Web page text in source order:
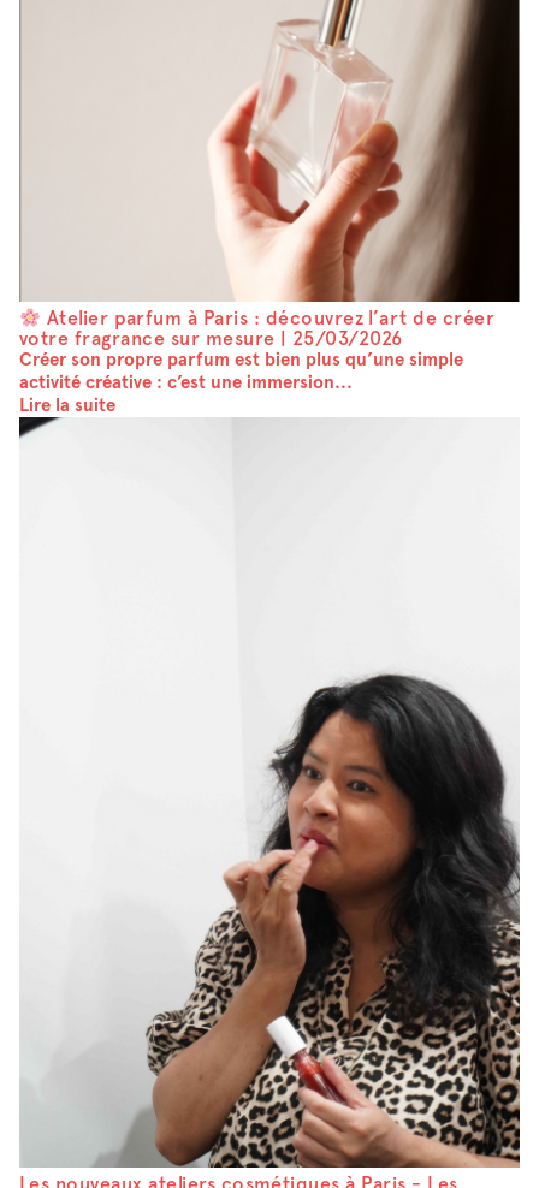
Atelier parfum à Paris : découvrez l’art de créer
votre fragrance sur mesure | 25/03/2026
Créer son propre parfum est bien plus qu’une simple
activité créative : c’est une immersion...
Lire la suite